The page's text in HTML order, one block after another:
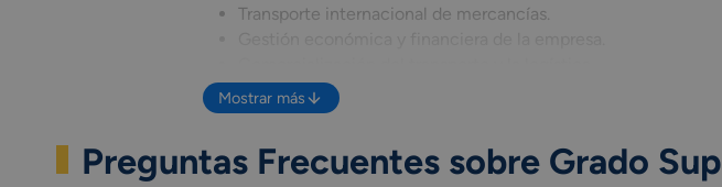
Transporte internacional de mercancías.
Logística de almacenamiento.
Logística de aprovisionamiento.
Organización del transporte de viajeros.
Mostrar más
Preguntas Frecuentes sobre Grado